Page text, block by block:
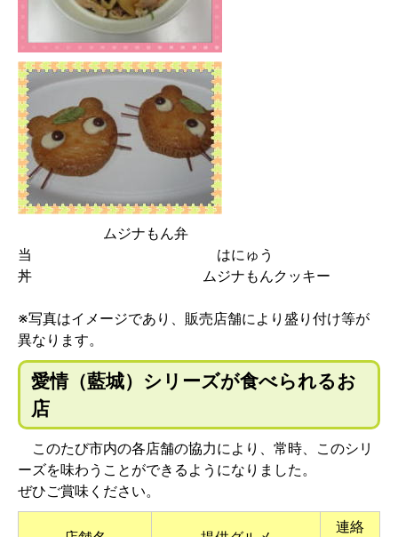
ムジナもん弁
当 はにゅう
丼 ムジナもんクッキー
※写真はイメージであり、販売店舗により盛り付け等が
異なります。
愛情（藍城）シリーズが食べられるお
店
このたび市内の各店舗の協力により、常時、このシリ
ーズを味わうことができるようになりました。
ぜひご賞味ください。
連絡